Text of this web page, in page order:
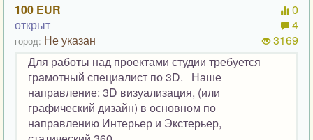
100 EUR
открыт
город: Не указан
0
4
3169
Для работы над проектами студии требуется
грамотный специалист по 3D. Наше
направление: 3D визуализация, (или
графический дизайн) в основном по
направлению Интерьер и Экстерьер,